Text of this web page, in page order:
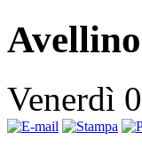
Venerdì